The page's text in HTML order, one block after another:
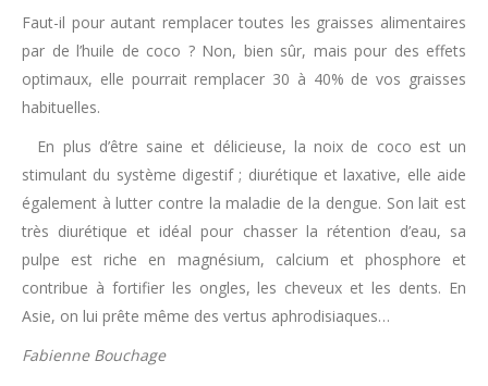
Faut-il pour autant remplacer toutes les graisses alimentaires
par de l’huile de coco ? Non, bien sûr, mais pour des effets
optimaux, elle pourrait remplacer 30 à 40% de vos graisses
habituelles.
En plus d’être saine et délicieuse, la noix de coco est un
stimulant du système digestif ; diurétique et laxative, elle aide
également à lutter contre la maladie de la dengue. Son lait est
très diurétique et idéal pour chasser la rétention d’eau, sa
pulpe est riche en magnésium, calcium et phosphore et
contribue à fortifier les ongles, les cheveux et les dents. En
Asie, on lui prête même des vertus aphrodisiaques…
Fabienne Bouchage